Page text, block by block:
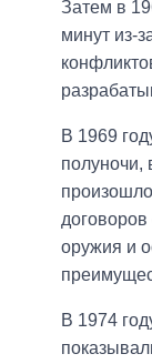
Затем в
минут из-
В 1969
полуночи,
оружия и
В 1974